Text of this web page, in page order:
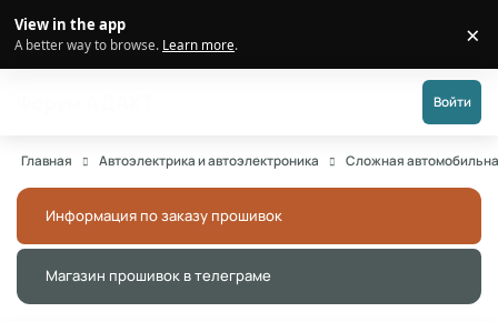
View in the app
A better way to browse. Learn more. ×
Войти
Главная Автоэлектрика и автоэлектроника Сложная
Информация по заказу прошивок
Магазин прошивок в телеграме